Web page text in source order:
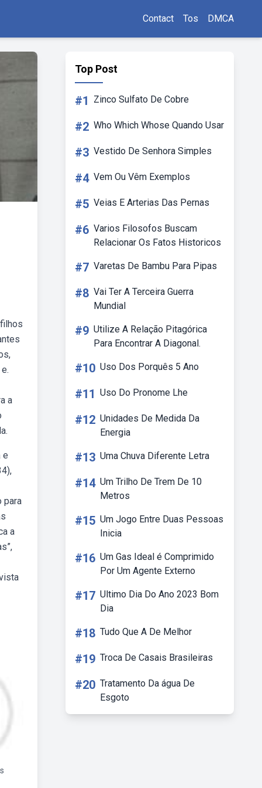
Contact Tos DMCA
a
e
para
a
Top Post
#1 Zinco Sulfato De Cobre
#2 Who Which Whose Quando Usar
#3 Vestido De Senhora Simples
#4 Vem Ou Vêm Exemplos
#5 Veias E Arterias Das Pernas
#6 Varios Filosofos Buscam
Relacionar Os Fatos Historicos
#7 Varetas De Bambu Para Pipas
#8 Vai Ter A Terceira Guerra
Mundial
#9 Utilize A Relação Pitagórica
Para Encontrar A Diagonal.
#10 Uso Dos Porquês 5 Ano
#11 Uso Do Pronome Lhe
#12 Unidades De Medida Da
Energia
#13 Uma Chuva Diferente Letra
#14 Um Trilho De Trem De 10
Metros
#15 Um Jogo Entre Duas Pessoas
Inicia
#16 Um Gas Ideal é Comprimido
Por Um Agente Externo
#17 Ultimo Dia Do Ano 2023 Bom
Dia
#18 Tudo Que A De Melhor
#19 Troca De Casais Brasileiras
#20 Tratamento Da água De
Esgoto